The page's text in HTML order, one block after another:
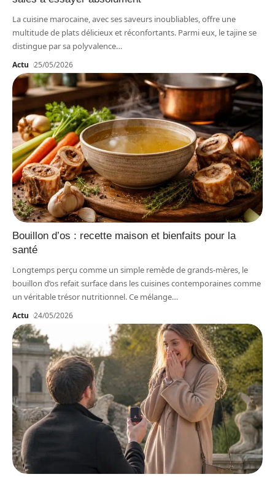
La cuisine marocaine, avec ses saveurs inoubliables, offre une
multitude de plats délicieux et réconfortants. Parmi eux, le tajine se
distingue par sa polyvalence…
Actu 25/05/2026
Bouillon d’os : recette maison et bienfaits pour la
santé
Longtemps perçu comme un simple remède de grands-mères, le
bouillon d’os refait surface dans les cuisines contemporaines comme
un véritable trésor nutritionnel. Ce mélange…
Actu 24/05/2026